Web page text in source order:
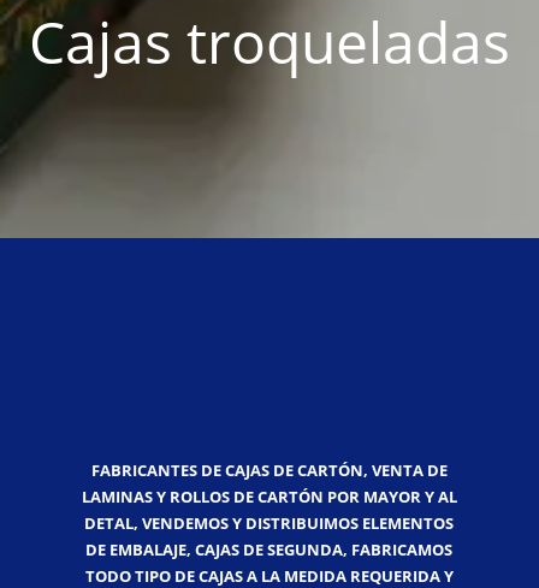
Cajas troqueladas
FABRICANTES DE CAJAS DE CARTÓN, VENTA DE
LAMINAS Y ROLLOS DE CARTÓN POR MAYOR Y AL
DETAL, VENDEMOS Y DISTRIBUIMOS ELEMENTOS
DE EMBALAJE, CAJAS DE SEGUNDA, FABRICAMOS
TODO TIPO DE CAJAS A LA MEDIDA REQUERIDA Y